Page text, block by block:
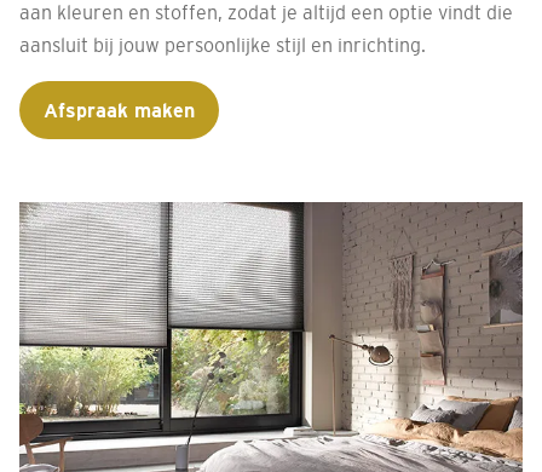
aan kleuren en stoffen, zodat je altijd een optie vindt die
aansluit bij jouw persoonlijke stijl en inrichting.
Afspraak maken